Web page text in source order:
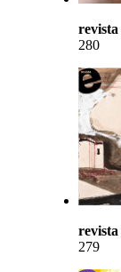
revista
280
revista
279